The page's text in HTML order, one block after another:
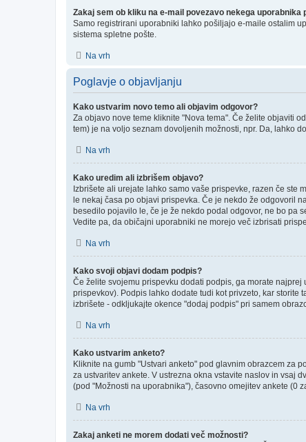
Zakaj sem ob kliku na e-mail povezavo nekega uporabnika
Samo registrirani uporabniki lahko pošiljajo e-maile ostalim
sistema spletne pošte.
Na vrh
Poglavje o objavljanju
Kako ustvarim novo temo ali objavim odgovor?
Za objavo nove teme kliknite "Nova tema". Če želite objaviti
tem) je na voljo seznam dovoljenih možnosti, npr. Da, lahko
Na vrh
Kako uredim ali izbrišem objavo?
Izbrišete ali urejate lahko samo vaše prispevke, razen če ste
le nekaj časa po objavi prispevka. Če je nekdo že odgovoril
besedilo pojavilo le, če je že nekdo podal odgovor, ne bo pa
Vedite pa, da običajni uporabniki ne morejo več izbrisati
Na vrh
Kako svoji objavi dodam podpis?
Če želite svojemu prispevku dodati podpis, ga morate
prispevkov). Podpis lahko dodate tudi kot privzeto, kar
izbrišete - odkljukajte okence "dodaj podpis" pri samem
Na vrh
Kako ustvarim anketo?
Kliknite na gumb "Ustvari anketo" pod glavnim obrazcem za
za ustvaritev ankete. V ustrezna okna vstavite naslov in vsaj
(pod "Možnosti na uporabnika"), časovno omejitev ankete (0
Na vrh
Zakaj anketi ne morem dodati več možnosti?